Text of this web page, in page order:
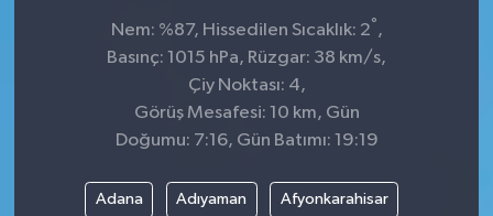
Nem: %87, Hissedilen Sıcaklık: 2° ,
Basınç: 1015 hPa, Rüzgar: 38 km/s,
Çiy Noktası: 4,
Görüş Mesafesi: 10 km, Gün
Doğumu: 7:16, Gün Batımı: 19:19
Adana Adıyaman Afyonkarahisar